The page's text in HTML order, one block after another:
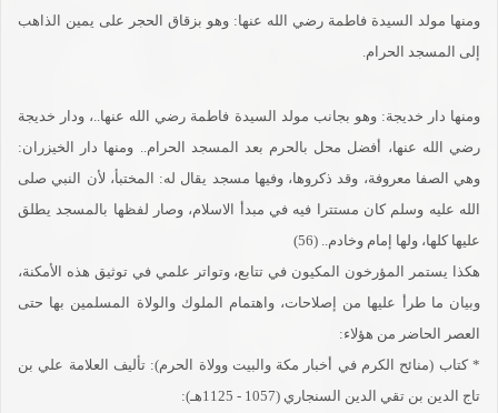
ومنها مولد السيدة فاطمة رضي الله عنها: وهو بزقاق الحجر على يمين الذاهب
إلى المسجد الحرام.
ومنها دار خديجة: وهو بجانب مولد السيدة فاطمة رضي الله عنها..، ودار خديجة
رضي الله عنها، أفضل محل بالحرم بعد المسجد الحرام.. ومنها دار الخيزران:
وهي الصفا معروفة، وقد ذكروها، وفيها مسجد يقال له: المختبأ، لأن النبي صلى
الله عليه وسلم كان مستترا فيه في مبدأ الاسلام، وصار لفظها بالمسجد يطلق
عليها كلها، ولها إمام وخادم.. (56)
هكذا يستمر المؤرخون المكيون في تتابع، وتواتر علمي في توثيق هذه الأمكنة،
وبيان ما طرأ عليها من إصلاحات، واهتمام الملوك والولاة المسلمين بها حتى
العصر الحاضر من هؤلاء:
* كتاب (منائح الكرم في أخبار مكة والبيت وولاة الحرم): تأليف العلامة علي بن
تاج الدين بن تقي الدين السنجاري (1057 - 1125هـ):